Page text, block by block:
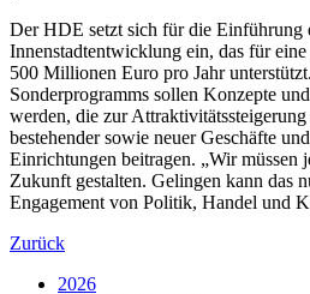
Der HDE setzt sich für die Einführung
Innenstadtentwicklung ein, das für
500 Millionen Euro pro Jahr
Sonderprogramms sollen Konzepte
werden, die zur
bestehender sowie neuer Geschäfte
Einrichtungen beitragen. „Wir müssen
Zukunft gestalten. Gelingen kann das
Engagement von Politik, Handel und
Zurück
2026